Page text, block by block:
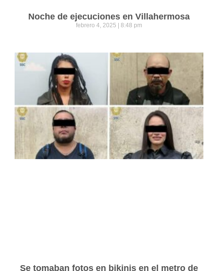
Noche de ejecuciones en Villahermosa
febrero 4, 2025 8:48 pm
Se tomaban fotos en bikinis en el metro de